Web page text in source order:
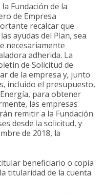
Fundación de la
de Empresa
recalcar que
ayudas del Plan, sea
necesariamente
adherida. La
de Solicitud de
de la empresa y, junto
incluido el presupuesto,
para obtener
las empresas
remitir a la Fundación
desde la solicitud, y
de 2018, la
beneficiario o copia
titularidad de la cuenta